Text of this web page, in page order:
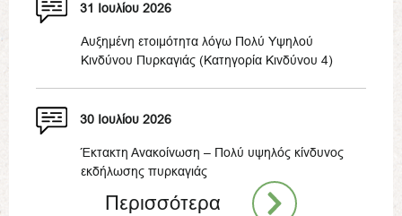
31 Ιουλίου 2026
Αυξημένη ετοιμότητα λόγω Πολύ Υψηλού
Κινδύνου Πυρκαγιάς (Κατηγορία Κινδύνου 4)
30 Ιουλίου 2026
Έκτακτη Ανακοίνωση – Πολύ υψηλός κίνδυνος
εκδήλωσης πυρκαγιάς
Περισσότερα